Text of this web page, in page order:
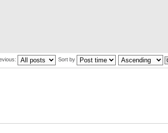
Sort by